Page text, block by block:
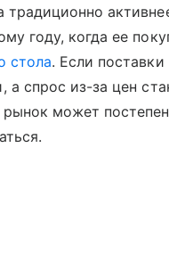
традиционно
году, когда ее
стола. Если поставки
а спрос из-за цен
может